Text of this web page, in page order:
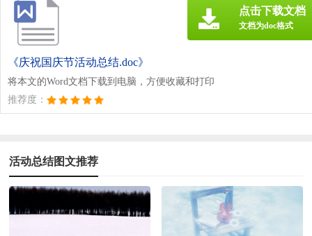
《庆祝国庆节活动总结.doc》
将本文的Word文档下载到电脑，方便收藏和打印
推荐度：
点击下载文档
文档为doc格式
活动总结图文推荐